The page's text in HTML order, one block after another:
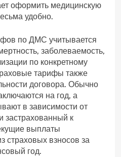
оформить медицинскую
удобно.
по ДМС учитывается
заболеваемость,
по конкретному
тарифы также
договора. Обычно
на год, а
в зависимости от
застрахованный к
выплаты
страховых взносов за
год.